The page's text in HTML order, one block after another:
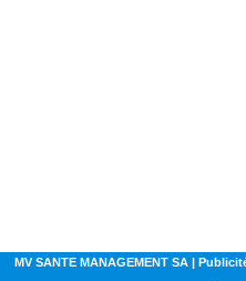
MV SANTE MANAGEMENT SA |